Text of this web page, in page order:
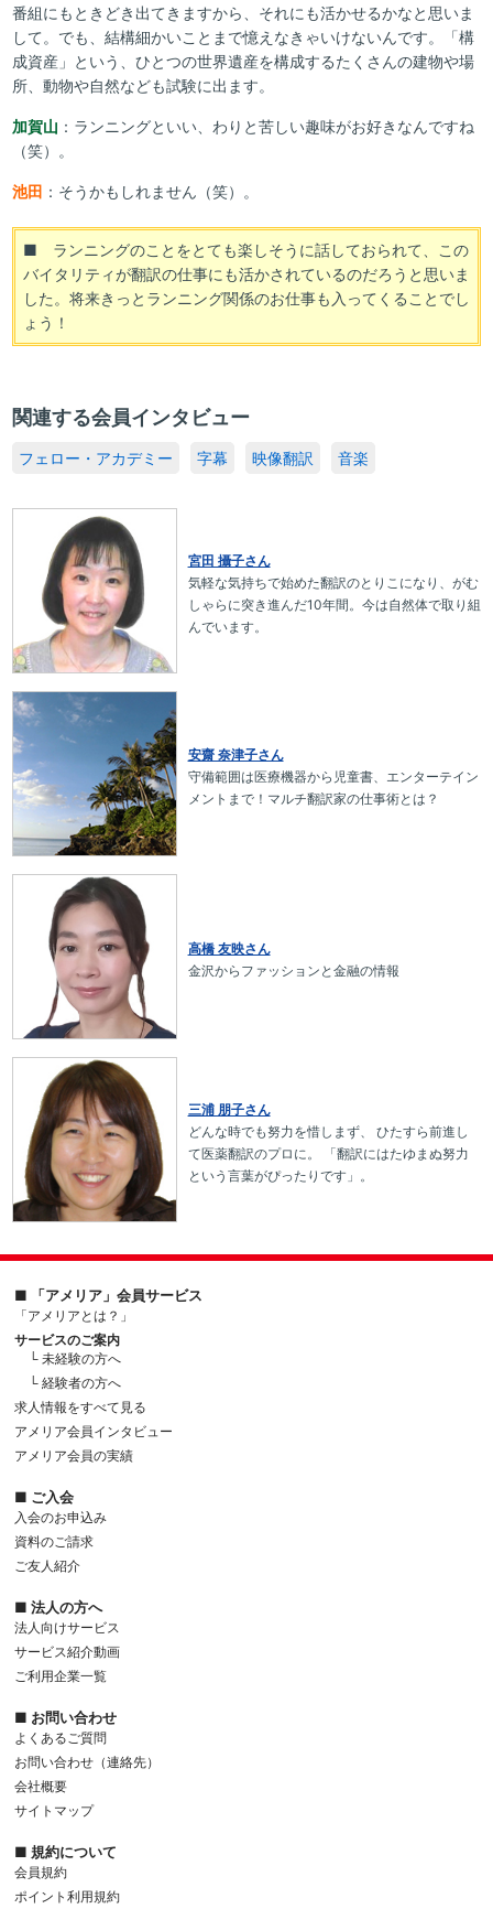
番組にもときどき出てきますから、それにも活かせるかなと思いま
して。でも、結構細かいことまで憶えなきゃいけないんです。「構
成資産」という、ひとつの世界遺産を構成するたくさんの建物や場
所、動物や自然なども試験に出ます。
加賀山 ：ランニングといい、わりと苦しい趣味がお好きなんですね
（笑）。
池田 ：そうかもしれません（笑）。
■ ランニングのことをとても楽しそうに話しておられて、この
バイタリティが翻訳の仕事にも活かされているのだろうと思いま
した。将来きっとランニング関係のお仕事も入ってくることでし
ょう！
関連する会員インタビュー
フェロー・アカデミー 字幕 映像翻訳 音楽
宮田 攝子さん
気軽な気持ちで始めた翻訳のとりこになり、がむ
しゃらに突き進んだ10年間。今は自然体で取り組
んでいます。
安齋 奈津子さん
守備範囲は医療機器から児童書、エンターテイン
メントまで！マルチ翻訳家の仕事術とは？
高橋 友映さん
金沢からファッションと金融の情報
三浦 朋子さん
どんな時でも努力を惜しまず、 ひたすら前進し
て医薬翻訳のプロに。 「翻訳にはたゆまぬ努力
という言葉がぴったりです」。
■ 「アメリア」会員サービス
「アメリアとは？」
サービスのご案内
└ 未経験の方へ
└ 経験者の方へ
求人情報をすべて見る
アメリア会員インタビュー
アメリア会員の実績
■ ご入会
入会のお申込み
資料のご請求
ご友人紹介
■ 法人の方へ
法人向けサービス
サービス紹介動画
ご利用企業一覧
■ お問い合わせ
よくあるご質問
お問い合わせ（連絡先）
会社概要
サイトマップ
■ 規約について
会員規約
ポイント利用規約